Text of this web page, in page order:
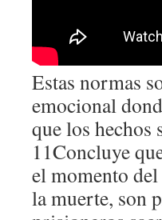
Estas normas
emocional
que los hechos
11Concluye
el momento
la muerte, son